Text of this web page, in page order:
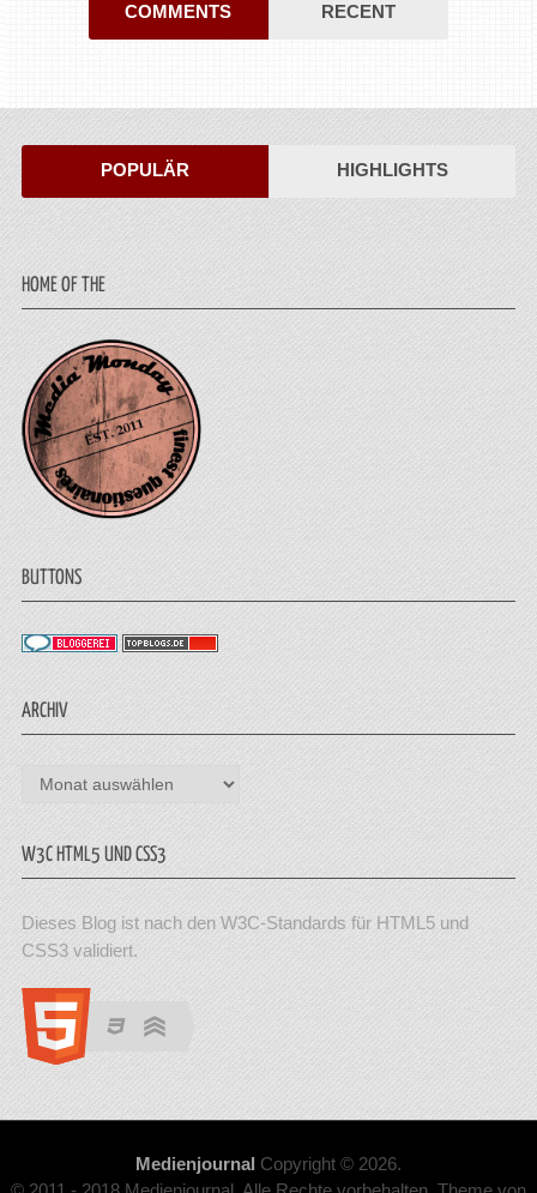
COMMENTS RECENT
POPULÄR HIGHLIGHTS
HOME OF THE
BUTTONS
ARCHIV
Archiv
W3C HTML5 UND CSS3
Dieses Blog ist nach den W3C-Standards für HTML5 und
CSS3 validiert.
Medienjournal Copyright © 2026.